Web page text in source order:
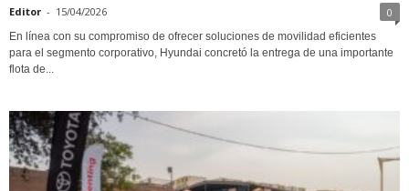
Editor - 15/04/2026 0
En línea con su compromiso de ofrecer soluciones de movilidad eficientes
para el segmento corporativo, Hyundai concretó la entrega de una importante
flota de...